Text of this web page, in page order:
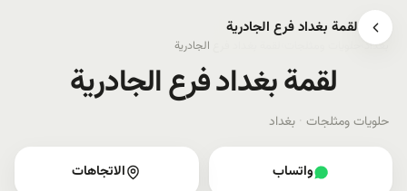
لقمة بغداد فرع الجادرية
بغداد لقمة بغداد فرع الجادرية
لقمة بغداد فرع الجادرية
حلويات ومثلجات · بغداد
واتساب الاتجاهات